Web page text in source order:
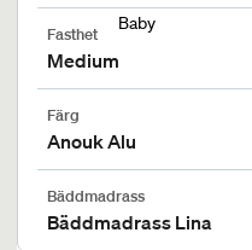
Baby
Fasthet
Medium
Färg
Anouk Alu
Bäddmadrass
Bäddmadrass Lina